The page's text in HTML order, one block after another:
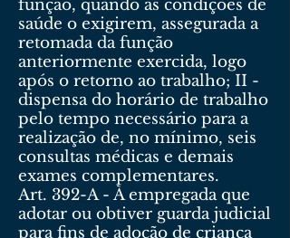
função, quando as condições de
saúde o exigirem, assegurada a
retomada da função
anteriormente exercida, logo
após o retorno ao trabalho; II -
dispensa do horário de trabalho
pelo tempo necessário para a
realização de, no mínimo, seis
consultas médicas e demais
exames complementares.
Art. 392-A - À empregada que
adotar ou obtiver guarda judicial
para fins de adoção de criança